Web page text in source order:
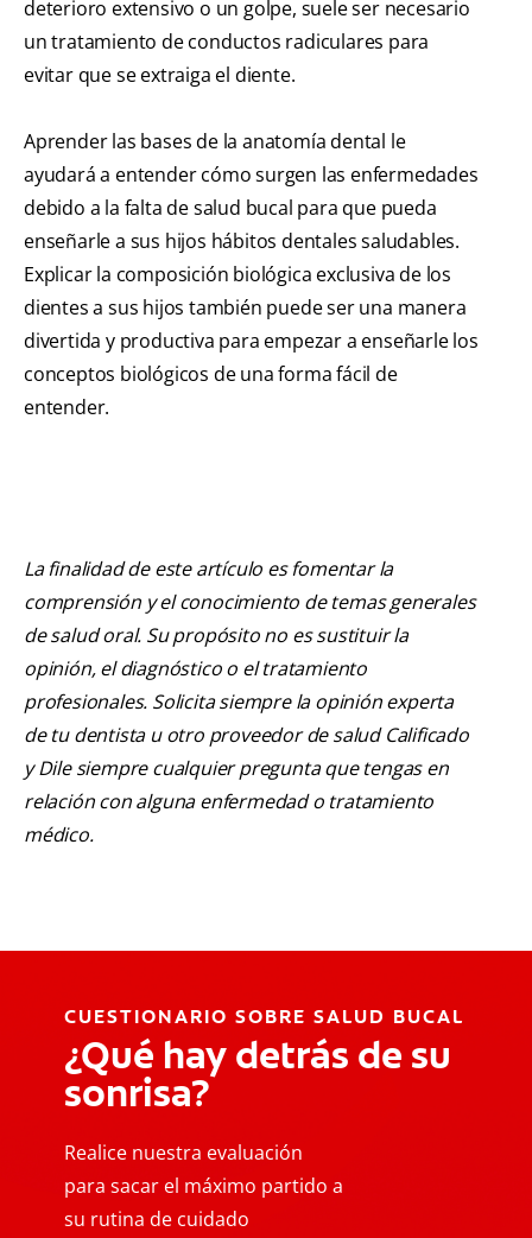
deterioro extensivo o un golpe, suele ser necesario
un tratamiento de conductos radiculares para
evitar que se extraiga el diente.
Aprender las bases de la anatomía dental le
ayudará a entender cómo surgen las enfermedades
debido a la falta de salud bucal para que pueda
enseñarle a sus hijos hábitos dentales saludables.
Explicar la composición biológica exclusiva de los
dientes a sus hijos también puede ser una manera
divertida y productiva para empezar a enseñarle los
conceptos biológicos de una forma fácil de
entender.
La finalidad de este artículo es fomentar la
comprensión y el conocimiento de temas generales
de salud oral. Su propósito no es sustituir la
opinión, el diagnóstico o el tratamiento
profesionales. Solicita siempre la opinión experta
de tu dentista u otro proveedor de salud Calificado
y Dile siempre cualquier pregunta que tengas en
relación con alguna enfermedad o tratamiento
médico.
CUESTIONARIO SOBRE SALUD BUCAL
¿Qué hay detrás de su
sonrisa?
Realice nuestra evaluación
para sacar el máximo partido a
su rutina de cuidado